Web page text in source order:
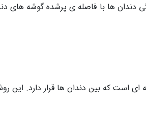
دندان ها با فاصله ی پرشده گوشه های
ای است که بین دندان ها قرار دارد.